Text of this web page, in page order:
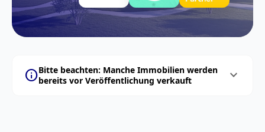
infoBitte beachten: Manche Immobilien werden
bereits vor Veröffentlichung verkauft
expand_more